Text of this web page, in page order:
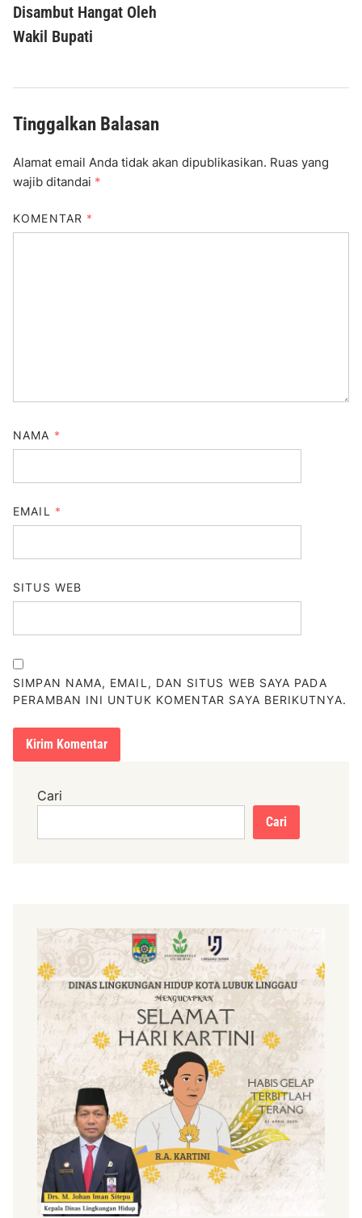
Disambut Hangat Oleh
Wakil Bupati
Tinggalkan Balasan
Alamat email Anda tidak akan dipublikasikan. Ruas yang
wajib ditandai *
KOMENTAR *
NAMA *
EMAIL *
SITUS WEB
SIMPAN NAMA, EMAIL, DAN SITUS WEB SAYA PADA
PERAMBAN INI UNTUK KOMENTAR SAYA BERIKUTNYA.
Cari
Cari